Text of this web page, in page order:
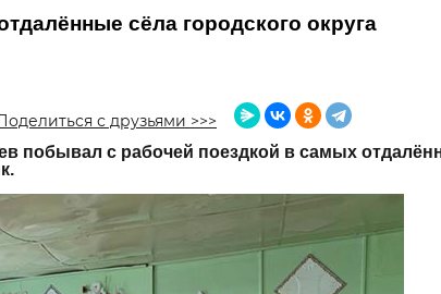
сёла городского округа
с друзьями >>>
побывал с рабочей поездкой в самых